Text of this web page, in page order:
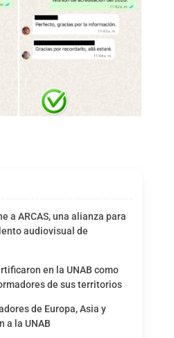
a ARCAS, una alianza para
audiovisual de
en la UNAB como
de sus territorios
de Europa, Asia y
a la UNAB